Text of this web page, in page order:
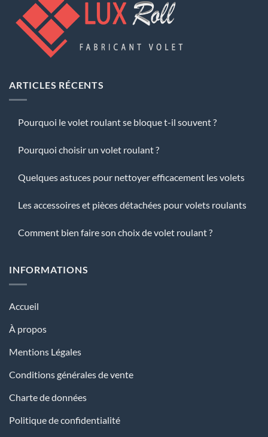
ARTICLES RÉCENTS
Pourquoi le volet roulant se bloque t-il souvent ?
Pourquoi choisir un volet roulant ?
Quelques astuces pour nettoyer efficacement les volets
Les accessoires et pièces détachées pour volets roulants
Comment bien faire son choix de volet roulant ?
INFORMATIONS
Accueil
À propos
Mentions Légales
Conditions générales de vente
Charte de données
Politique de confidentialité